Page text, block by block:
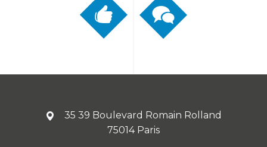
35 39 Boulevard Romain Rolland
75014 Paris